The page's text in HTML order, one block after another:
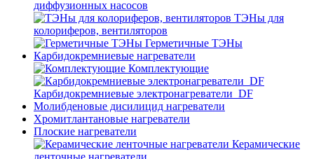
диффузионных насосов
ТЭНы для
колориферов, вентиляторов
Герметичные ТЭНы
Карбидокремниевые нагреватели
Комплектующие
Карбидокремниевые электронагреватели_DF
Молибденовые дисилицид нагреватели
Хромитлантановые нагреватели
Плоские нагреватели
Керамические
ленточные нагреватели